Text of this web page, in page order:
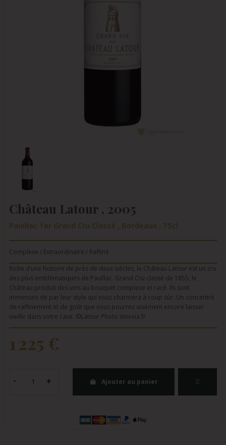
Château Latour , 2005
Pauillac 1er Grand Cru Classé , Bordeaux , 75cl
Complexe / Extraordinaire / Raffiné
Riche d’une histoire de près de deux siècles, le Château Latour est un cru
des plus emblématiques de Pauillac. Grand Cru classé de 1855, le
Château produit des vins au bouquet complexe et racé. Ils sont
immenses de par leur style qui vous charmera à coup sûr. Un concentré
de raffinement et de goût que vous pourrez aisément encore laisser
vieillir dans votre cave. ©Latour Photo Vinexia.fr
1 225 €
Ajouter au panier